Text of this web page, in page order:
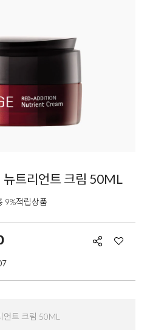
트리언트 크림 50ML
9%적립상품
트 크림 50ML